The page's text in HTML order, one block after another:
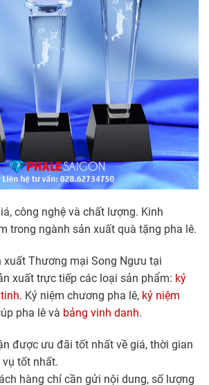
công nghệ và chất lượng. Kinh
trong ngành sản xuất quà tặng pha lê.
xuất Thương mại Song Ngưu tại
xuất trực tiếp các loại sản phẩm: kỷ
Kỷ niệm chương pha lê, kỷ niệm
pha lê và bảng vinh danh.
được ưu đãi tốt nhất về giá, thời gian
tốt nhất.
hàng chỉ cần gửi nội dung, số lượng